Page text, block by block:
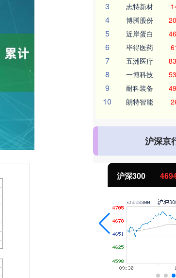
3 志特新材
4 博腾股份
5 近岸蛋白
6 毕得医药
7 五洲医疗
8 一博科技
9 耐科装备
10 朗特智能
沪深京
43.13 0.93%